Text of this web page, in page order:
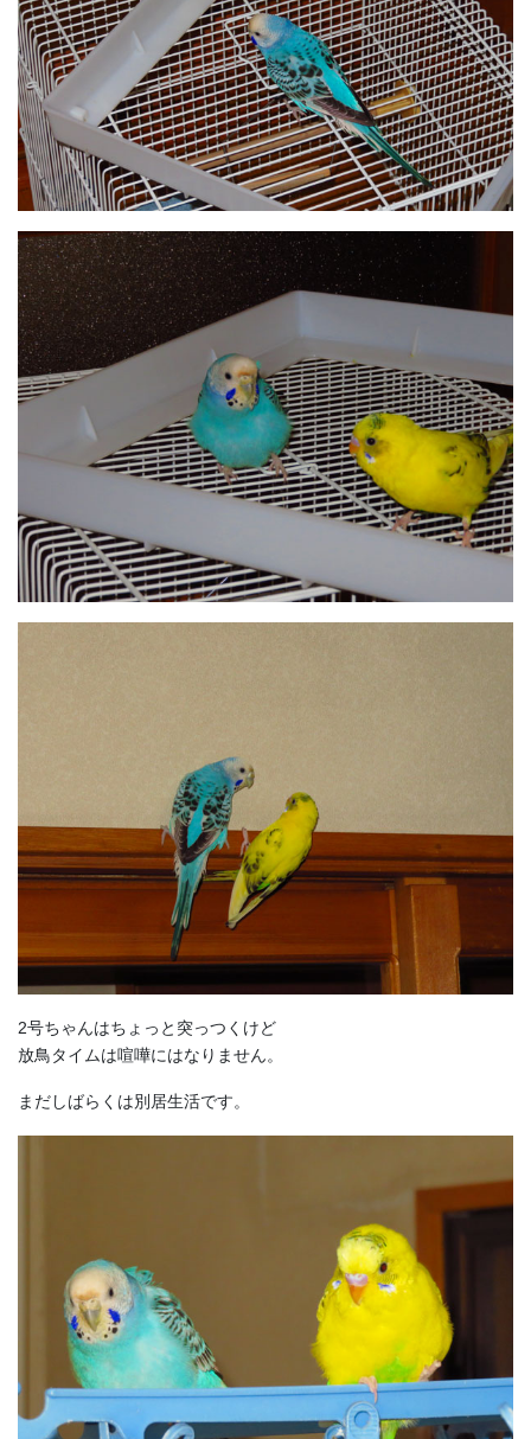
2号ちゃんはちょっと突っつくけど
放鳥タイムは喧嘩にはなりません。
まだしばらくは別居生活です。